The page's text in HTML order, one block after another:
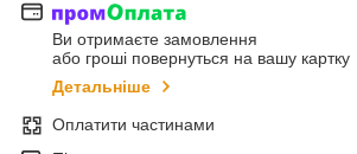
Ви отримаєте замовлення
або гроші повернуться на вашу картку
Детальніше
Оплатити частинами